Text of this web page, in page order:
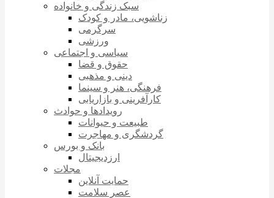
سبک زندگی و خانواده
زناشویی، مادر و کودک
سرگرمی
ورزشی
سیاسی و اجتماعی
حقوق و قضا
دینی و مذهبی
فرهنگی، هنر و سینما
کارآفرینی و بازاریابی
رویدادها و حوادث
طبیعت و حیوانات
گردشگری و مهاجرت
بانک و بورس
ارزدیجیتال
مجلات
حمایت آنلاین
عصر سلامت